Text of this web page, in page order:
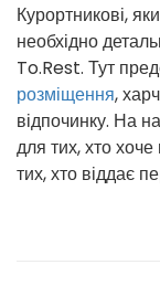
Курортникові,
необхідно
To.Rest. Тут
розміщення,
відпочинку. На
для тих, хто
тих, хто віддає